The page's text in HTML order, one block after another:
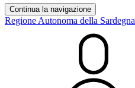
Continua la navigazione
Regione Autonoma della Sardegna